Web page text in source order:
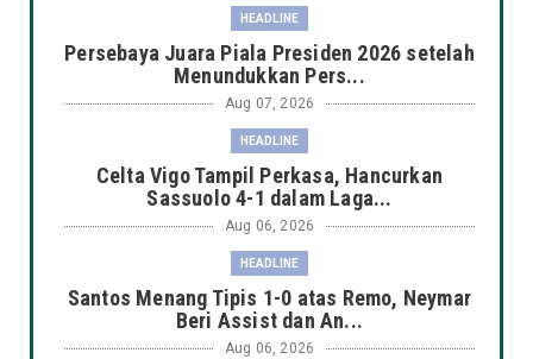
HEADLINE
Persebaya Juara Piala Presiden 2026 setelah
Menundukkan Pers...
Aug 07, 2026
HEADLINE
Celta Vigo Tampil Perkasa, Hancurkan
Sassuolo 4-1 dalam Laga...
Aug 06, 2026
HEADLINE
Santos Menang Tipis 1-0 atas Remo, Neymar
Beri Assist dan An...
Aug 06, 2026